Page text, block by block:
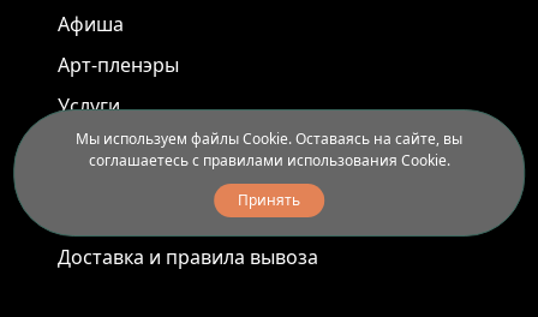
Афиша
Арт-пленэры
Услуги
Доставка и правила вывоза
Мы используем файлы Cookie. Оставаясь на сайте, вы
соглашаетесь с правилами использования Cookie.
Принять